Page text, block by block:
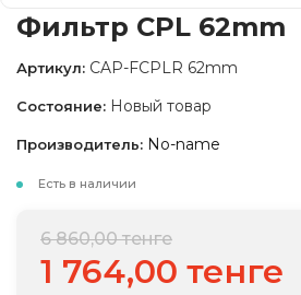
Фильтр CPL 62mm
Артикул: CAP-FCPLR 62mm
Состояние: Новый товар
Производитель: No-name
Есть в наличии
6 860,00 тенге
1 764,00 тенге